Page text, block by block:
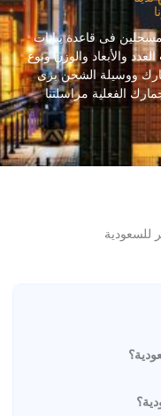
فى قاعدة بيانات
والأبعاد والوزن ونوع
ووسيلة الشحن برى
الفعلية مراسلتنا